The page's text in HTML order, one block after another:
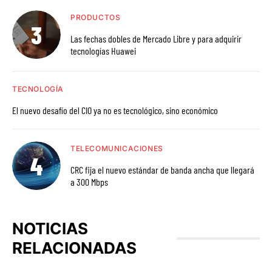
PRODUCTOS
Las fechas dobles de Mercado Libre y para adquirir
tecnologías Huawei
TECNOLOGÍA
El nuevo desafío del CIO ya no es tecnológico, sino económico
TELECOMUNICACIONES
CRC fija el nuevo estándar de banda ancha que llegará
a 300 Mbps
NOTICIAS
RELACIONADAS